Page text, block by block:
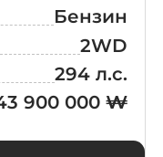
Бензин
2WD
294 л.с.
900 000 ₩